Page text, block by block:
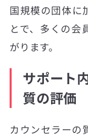
国規模の団体に
とで、多くの会
がります。
サポート
質の評価
カウンセラーの